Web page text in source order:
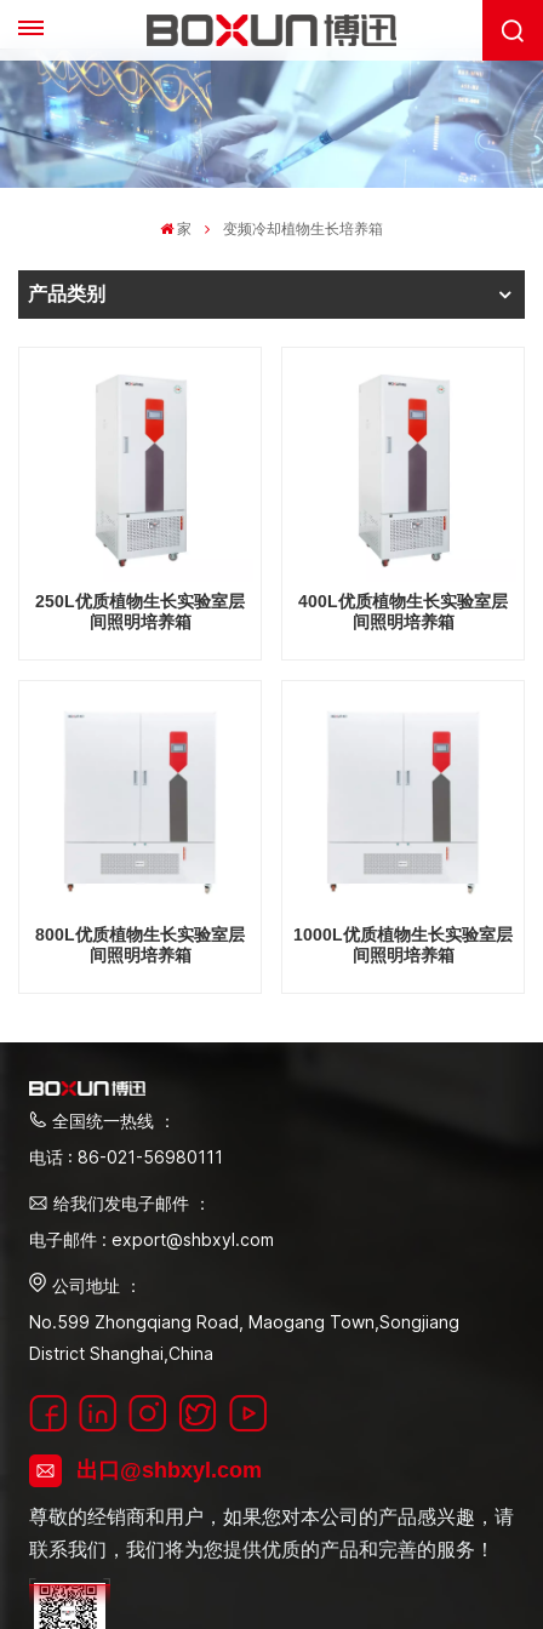
家 变频冷却植物生长培养箱
产品类别
250L优质植物生长实验室层
间照明培养箱
400L优质植物生长实验室层
间照明培养箱
800L优质植物生长实验室层
间照明培养箱
1000L优质植物生长实验室层
间照明培养箱
全国统一热线 ：
电话 : 86-021-56980111
给我们发电子邮件 ：
电子邮件 : export@shbxyl.com
公司地址 ：
No.599 Zhongqiang Road, Maogang Town,Songjiang
District Shanghai,China
出口@shbxyl.com
尊敬的经销商和用户，如果您对本公司的产品感兴趣，请
联系我们，我们将为您提供优质的产品和完善的服务！